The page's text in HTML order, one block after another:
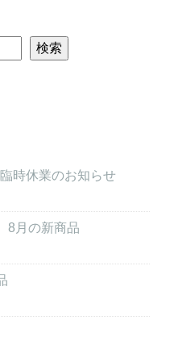
検索
時休業のお知らせ
月の新商品